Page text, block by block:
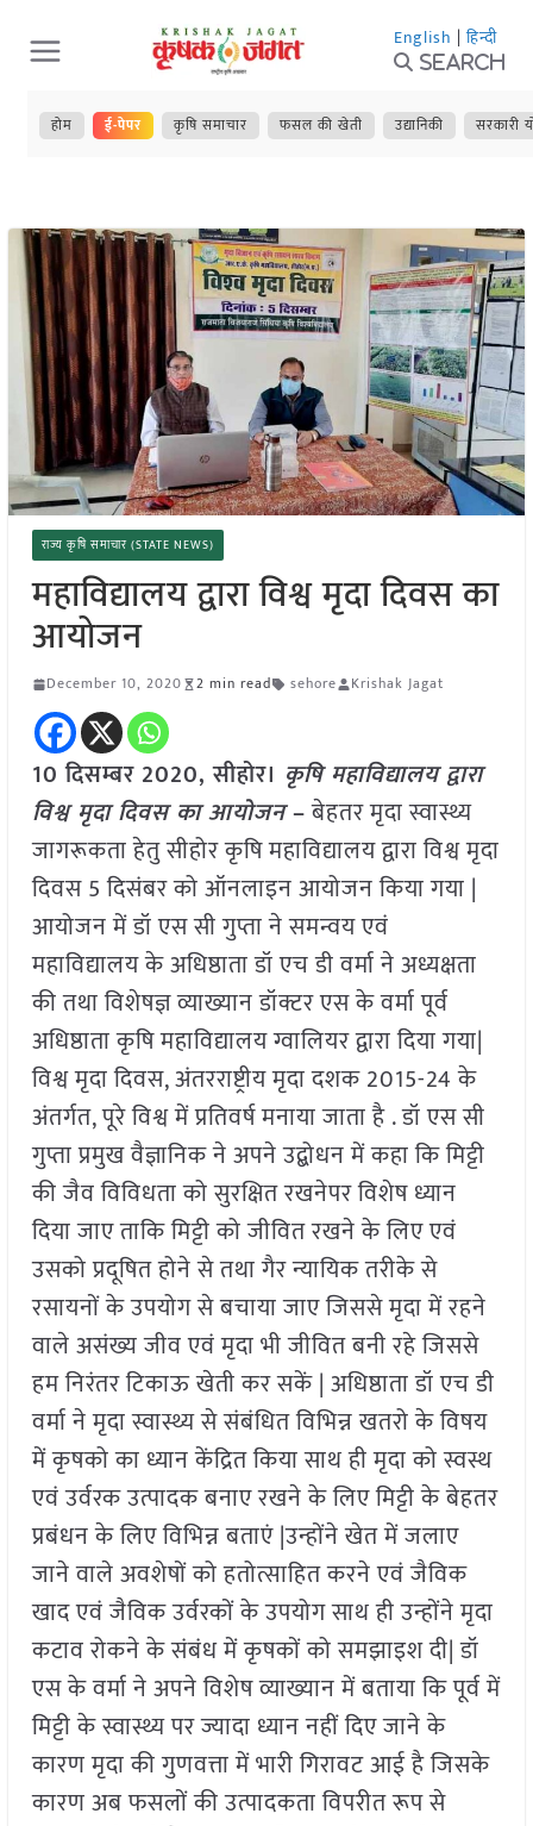
Skip
to
content
English | हिन्दी
Search
होम ई-पेपर कृषि समाचार फसल की खेती उद्यानिकी सरकारी
राज्य कृषि समाचार (STATE NEWS)
महाविद्यालय द्वारा विश्व मृदा दिवस का
आयोजन
December 10, 2020 2 min read sehore Krishak Jagat
10 दिसम्बर 2020, सीहोर। कृषि महाविद्यालय द्वारा
विश्व मृदा दिवस का आयोजन–बेहतर मृदा स्वास्थ्य
जागरूकता हेतु सीहोर कृषि महाविद्यालय द्वारा विश्व मृदा
दिवस 5 दिसंबर को ऑनलाइन आयोजन किया गया |
आयोजन में डॉ एस सी गुप्ता ने समन्वय एवं
महाविद्यालय के अधिष्ठाता डॉ एच डी वर्मा ने अध्यक्षता
की तथा विशेषज्ञ व्याख्यान डॉक्टर एस के वर्मा पूर्व
अधिष्ठाता कृषि महाविद्यालय ग्वालियर द्वारा दिया गया|
विश्व मृदा दिवस, अंतरराष्ट्रीय मृदा दशक 2015-24 के
अंतर्गत, पूरे विश्व में प्रतिवर्ष मनाया जाता है . डॉ एस सी
गुप्ता प्रमुख वैज्ञानिक ने अपने उद्बोधन में कहा कि मिट्टी
की जैव विविधता को सुरक्षित रखनेपर विशेष ध्यान
दिया जाए ताकि मिट्टी को जीवित रखने के लिए एवं
उसको प्रदूषित होने से तथा गैर न्यायिक तरीके से
रसायनों के उपयोग से बचाया जाए जिससे मृदा में रहने
वाले असंख्य जीव एवं मृदा भी जीवित बनी रहे जिससे
हम निरंतर टिकाऊ खेती कर सकें | अधिष्ठाता डॉ एच डी
वर्मा ने मृदा स्वास्थ्य से संबंधित विभिन्न खतरो के विषय
में कृषको का ध्यान केंद्रित किया साथ ही मृदा को स्वस्थ
एवं उर्वरक उत्पादक बनाए रखने के लिए मिट्टी के बेहतर
प्रबंधन के लिए विभिन्न बताएं |उन्होंने खेत में जलाए
जाने वाले अवशेषों को हतोत्साहित करने एवं जैविक
खाद एवं जैविक उर्वरकों के उपयोग साथ ही उन्होंने मृदा
कटाव रोकने के संबंध में कृषकों को समझाइश दी| डॉ
एस के वर्मा ने अपने विशेष व्याख्यान में बताया कि पूर्व में
मिट्टी के स्वास्थ्य पर ज्यादा ध्यान नहीं दिए जाने के
कारण मृदा की गुणवत्ता में भारी गिरावट आई है जिसके
कारण अब फसलों की उत्पादकता विपरीत रूप से